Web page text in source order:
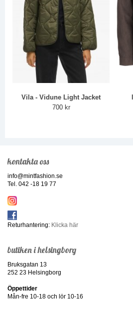
Vila - Vidune Light Jacket
700 kr
kontakta oss
info@mintfashion.se
Tel. 042 -18 19 77
Returhantering: Klicka här
butiken i helsingborg
Bruksgatan 13
252 23 Helsingborg
Öppettider
Mån-fre 10-18 och lör 10-16